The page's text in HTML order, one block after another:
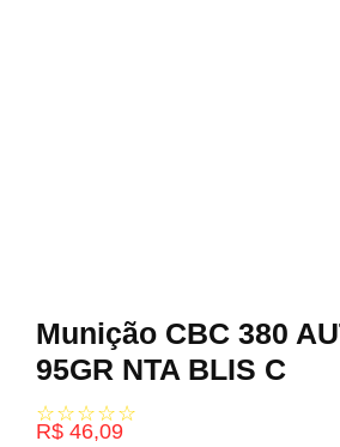
Munição CBC 380
95GR NTA BLIS C
☆☆☆☆☆
R$ 46,09